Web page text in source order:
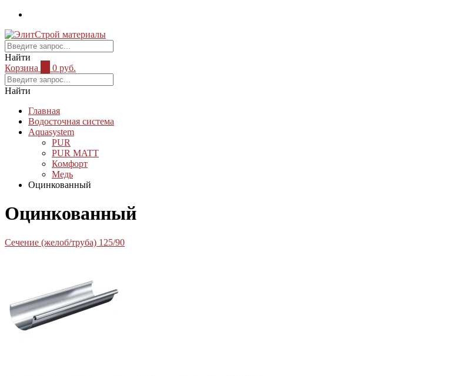
Найти
Корзина
0 руб.
Найти
Главная
Водосточная система
Aquasystem
PUR
PUR MATT
Комфорт
Медь
Оцинкованный
Оцинкованный
Сечение (желоб/труба) 125/90